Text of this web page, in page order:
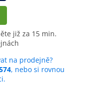
již za 15 min.
na prodejně?
, nebo si rovnou